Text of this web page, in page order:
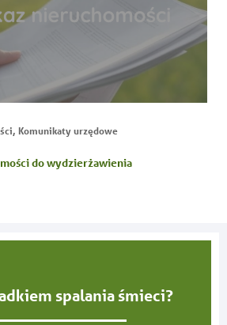
, Komunikaty urzędowe
do wydzierżawienia
spalania śmieci?